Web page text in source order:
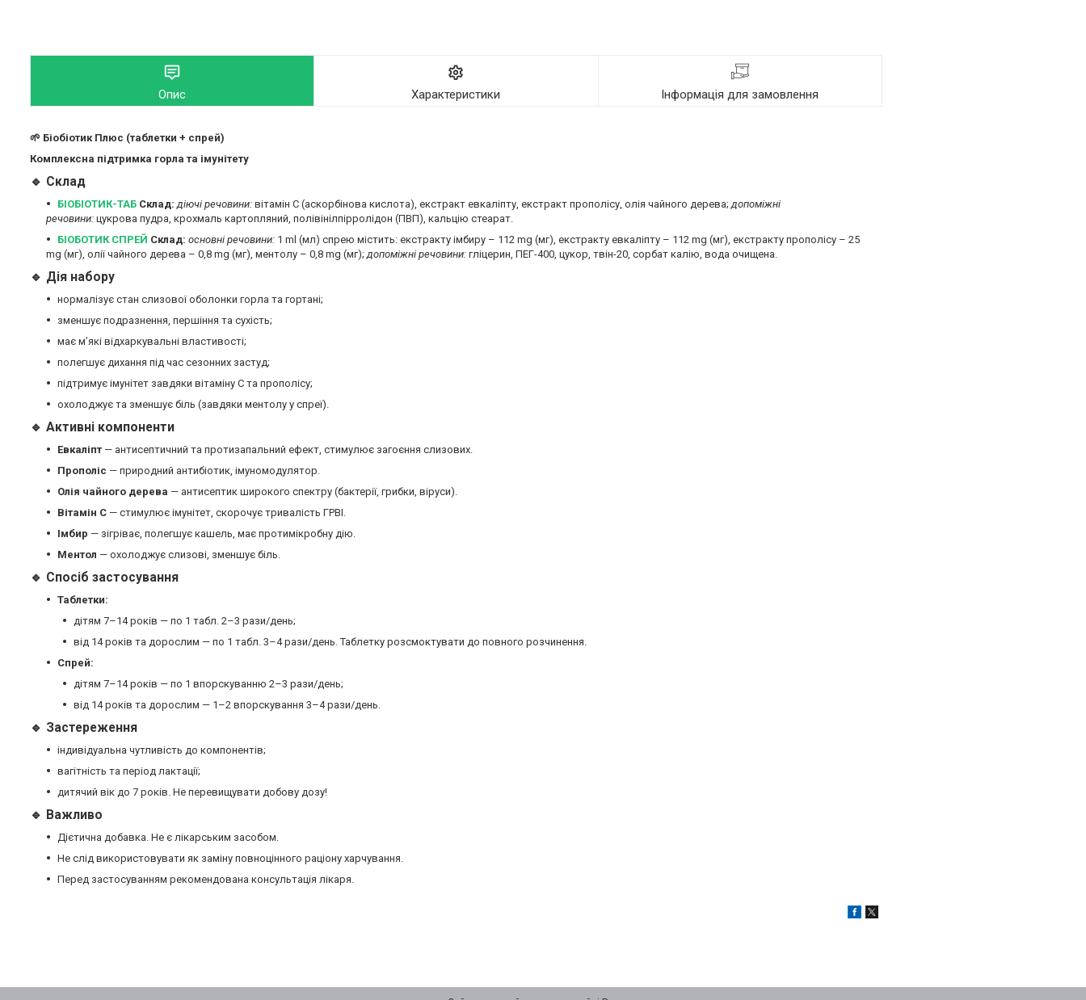
Опис Характеристики Інформація для замовлення
🌱 Біобіотик Плюс (таблетки + спрей)
Комплексна підтримка горла та імунітету
🔹 Склад
БІОБІОТИК-ТАБ Склад:діючі речовини: вітамін С (аскорбінова кислота), екстракт евкаліпту, екстракт прополісу, олія чайного дерева;допоміжні
речовини: цукрова пудра, крохмаль картопляний, полівінілпірролідон (ПВП), кальцію стеарат.
БІОБОТИК СПРЕЙ Склад: основні речовини: 1 ml (мл) спрею містить: екстракту імбиру – 112 mg (мг), екстракту евкаліпту – 112 mg (мг), екстракту прополісу – 25
mg (мг), олії чайного дерева – 0,8 mg (мг), ментолу – 0,8 mg (мг);допоміжні речовини: гліцерин, ПЕГ-400, цукор, твін-20, сорбат калію, вода очищена.
🔹 Дія набору
нормалізує стан слизової оболонки горла та гортані;
зменшує подразнення, першіння та сухість;
має м’які відхаркувальні властивості;
полегшує дихання під час сезонних застуд;
підтримує імунітет завдяки вітаміну С та прополісу;
охолоджує та зменшує біль (завдяки ментолу у спреї).
🔹 Активні компоненти
Евкаліпт — антисептичний та протизапальний ефект, стимулює загоєння слизових.
Прополіс — природний антибіотик, імуномодулятор.
Олія чайного дерева — антисептик широкого спектру (бактерії, грибки, віруси).
Вітамін С — стимулює імунітет, скорочує тривалість ГРВІ.
Імбир — зігріває, полегшує кашель, має протимікробну дію.
Ментол — охолоджує слизові, зменшує біль.
🔹 Спосіб застосування
Таблетки:
дітям 7–14 років — по 1 табл. 2–3 рази/день;
від 14 років та дорослим — по 1 табл. 3–4 рази/день. Таблетку розсмоктувати до повного розчинення.
Спрей:
дітям 7–14 років — по 1 впорскуванню 2–3 рази/день;
від 14 років та дорослим — 1–2 впорскування 3–4 рази/день.
🔹 Застереження
індивідуальна чутливість до компонентів;
вагітність та період лактації;
дитячий вік до 7 років. Не перевищувати добову дозу!
🔹 Важливо
Дієтична добавка. Не є лікарським засобом.
Не слід використовувати як заміну повноцінного раціону харчування.
Перед застосуванням рекомендована консультація лікаря.